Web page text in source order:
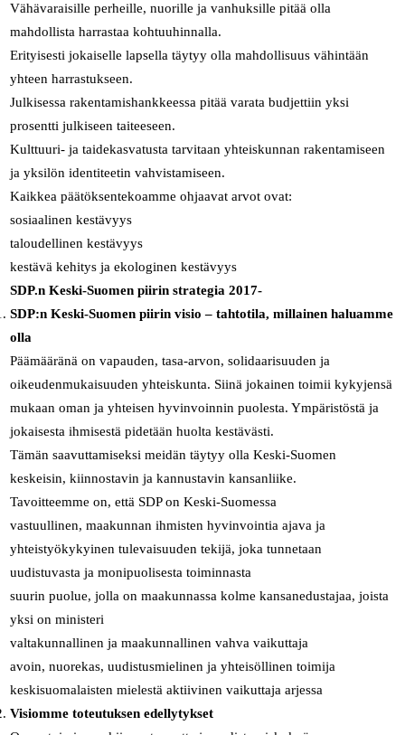
Vähävaraisille perheille, nuorille ja vanhuksille pitää olla
mahdollista harrastaa kohtuuhinnalla.
Erityisesti jokaiselle lapsella täytyy olla mahdollisuus vähintään
yhteen harrastukseen.
Julkisessa rakentamishankkeessa pitää varata budjettiin yksi
prosentti julkiseen taiteeseen.
Kulttuuri- ja taidekasvatusta tarvitaan yhteiskunnan rakentamiseen
ja yksilön identiteetin vahvistamiseen.
Kaikkea päätöksentekoamme ohjaavat arvot ovat:
sosiaalinen kestävyys
taloudellinen kestävyys
kestävä kehitys ja ekologinen kestävyys
SDP.n Keski-Suomen piirin strategia 2017-
SDP:n Keski-Suomen piirin visio – tahtotila, millainen haluamme
olla
Päämääränä on vapauden, tasa-arvon, solidaarisuuden ja
oikeudenmukaisuuden yhteiskunta. Siinä jokainen toimii kykyjensä
mukaan oman ja yhteisen hyvinvoinnin puolesta. Ympäristöstä ja
jokaisesta ihmisestä pidetään huolta kestävästi.
Tämän saavuttamiseksi meidän täytyy olla Keski-Suomen
keskeisin, kiinnostavin ja kannustavin kansanliike.
Tavoitteemme on, että SDP on Keski-Suomessa
vastuullinen, maakunnan ihmisten hyvinvointia ajava ja
yhteistyökykyinen tulevaisuuden tekijä, joka tunnetaan
uudistuvasta ja monipuolisesta toiminnasta
suurin puolue, jolla on maakunnassa kolme kansanedustajaa, joista
yksi on ministeri
valtakunnallinen ja maakunnallinen vahva vaikuttaja
avoin, nuorekas, uudistusmielinen ja yhteisöllinen toimija
keskisuomalaisten mielestä aktiivinen vaikuttaja arjessa
Visiomme toteutuksen edellytykset